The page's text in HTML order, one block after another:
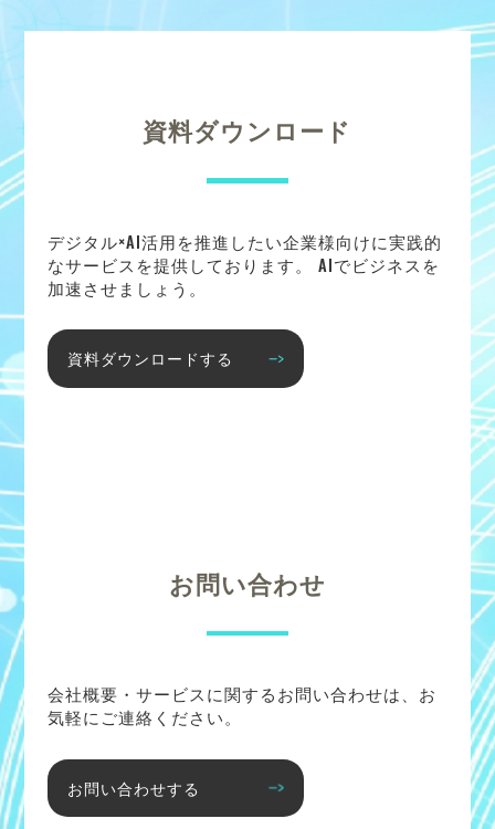
資料ダウンロード
デジタル×AI活用を推進したい企業様向けに実践的
なサービスを提供しております。 AIでビジネスを
加速させましょう。
資料ダウンロードする
お問い合わせ
会社概要・サービスに関するお問い合わせは、お
気軽にご連絡ください。
お問い合わせする